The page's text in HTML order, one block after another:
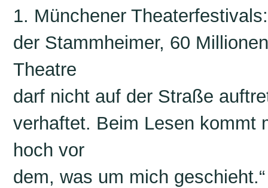
1. Münchener
der Stammheimer, 60
Theatre
darf nicht auf der Straße
verhaftet. Beim Lesen kommt
hoch vor
dem, was um mich geschieht.“